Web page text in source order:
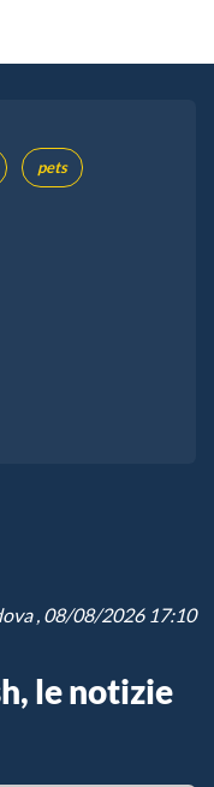
pets
, 08/08/2026 17:10
le notizie